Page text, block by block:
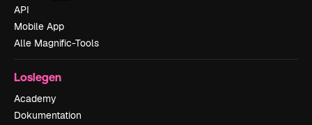
API
Mobile App
Alle Magnific-Tools
Loslegen
Academy
Dokumentation